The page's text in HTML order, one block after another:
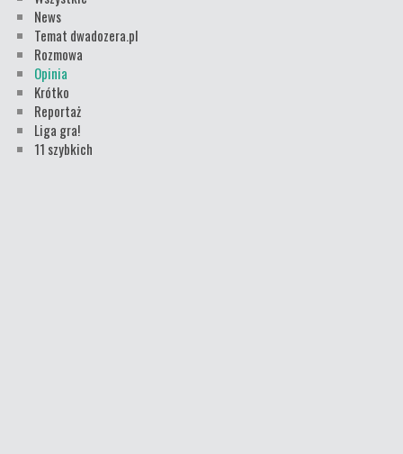
News
Temat dwadozera.pl
Rozmowa
Opinia
Krótko
Reportaż
Liga gra!
11 szybkich